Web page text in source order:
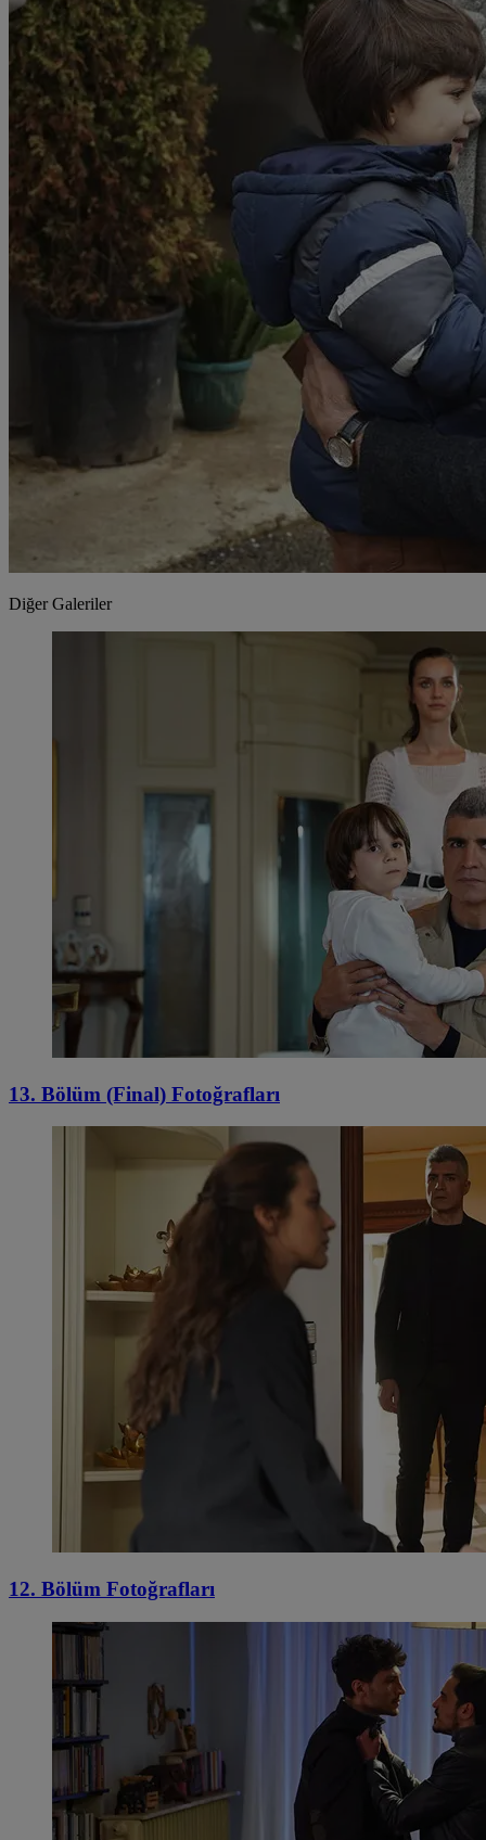
Diğer Galeriler
13. Bölüm (Final) Fotoğrafları
12. Bölüm Fotoğrafları